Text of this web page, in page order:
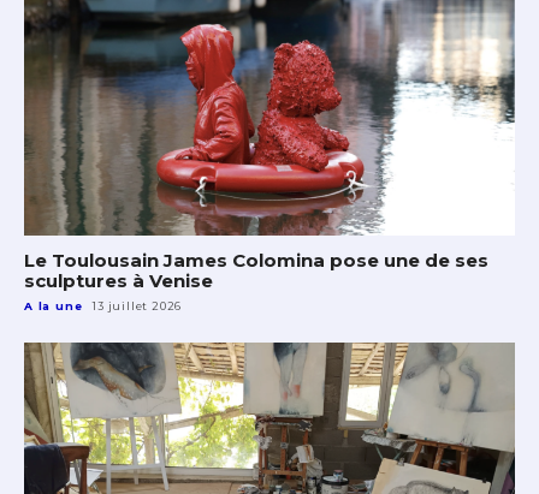
Le Toulousain James Colomina pose une de ses
sculptures à Venise
A la une 13 juillet 2026